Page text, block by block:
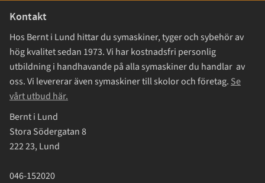
Kontakt
Hos Bernt i Lund hittar du symaskiner, tyger och sybehör av
hög kvalitet sedan 1973. Vi har kostnadsfri personlig
utbildning i handhavande på alla symaskiner du handlar av
oss. Vi levererar även symaskiner till skolor och företag. Se
vårt utbud här.
Bernt i Lund
Stora Södergatan 8
222 23, Lund
046-152020